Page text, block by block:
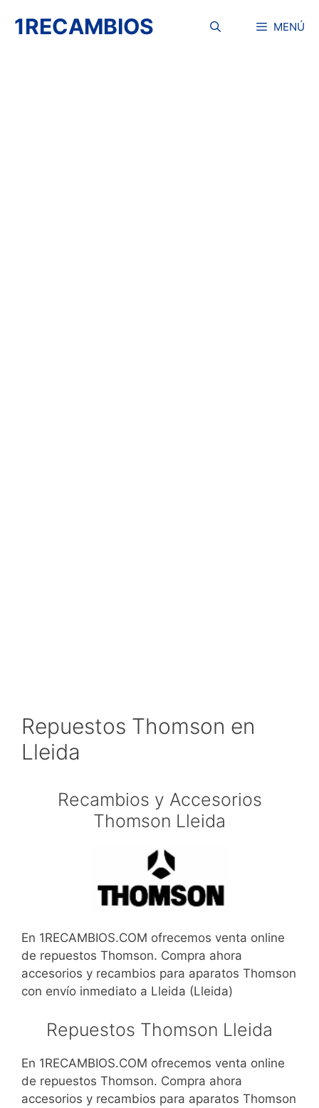
1RECAMBIOS MENÚ
Repuestos Thomson en
Lleida
Recambios y Accesorios
Thomson Lleida
En 1RECAMBIOS.COM ofrecemos venta online
de repuestos Thomson. Compra ahora
accesorios y recambios para aparatos Thomson
con envío inmediato a Lleida (Lleida)
Repuestos Thomson Lleida
En 1RECAMBIOS.COM ofrecemos venta online
de repuestos Thomson. Compra ahora
accesorios y recambios para aparatos Thomson